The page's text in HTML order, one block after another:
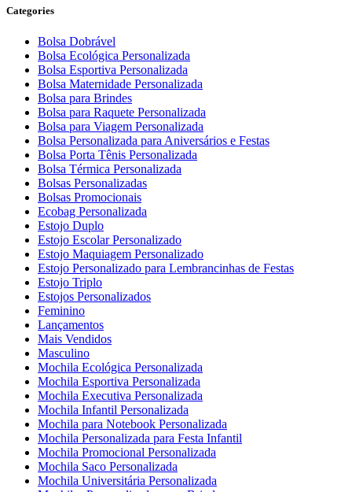
Categories
Bolsa Dobrável
Bolsa Ecológica Personalizada
Bolsa Esportiva Personalizada
Bolsa Maternidade Personalizada
Bolsa para Brindes
Bolsa para Raquete Personalizada
Bolsa para Viagem Personalizada
Bolsa Personalizada para Aniversários e Festas
Bolsa Porta Tênis Personalizada
Bolsa Térmica Personalizada
Bolsas Personalizadas
Bolsas Promocionais
Ecobag Personalizada
Estojo Duplo
Estojo Escolar Personalizado
Estojo Maquiagem Personalizado
Estojo Personalizado para Lembrancinhas de Festas
Estojo Triplo
Estojos Personalizados
Feminino
Lançamentos
Mais Vendidos
Masculino
Mochila Ecológica Personalizada
Mochila Esportiva Personalizada
Mochila Executiva Personalizada
Mochila Infantil Personalizada
Mochila para Notebook Personalizada
Mochila Personalizada para Festa Infantil
Mochila Promocional Personalizada
Mochila Saco Personalizada
Mochila Universitária Personalizada